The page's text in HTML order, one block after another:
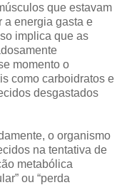
que estavam
a energia gasta e
implica que as
momento o
como carboidratos e
desgastados
o organismo
na tentativa de
metabólica
ou “perda